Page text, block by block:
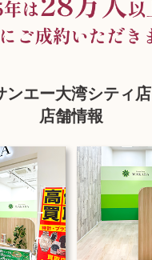
ンエー大湾シティ店
店舗情報